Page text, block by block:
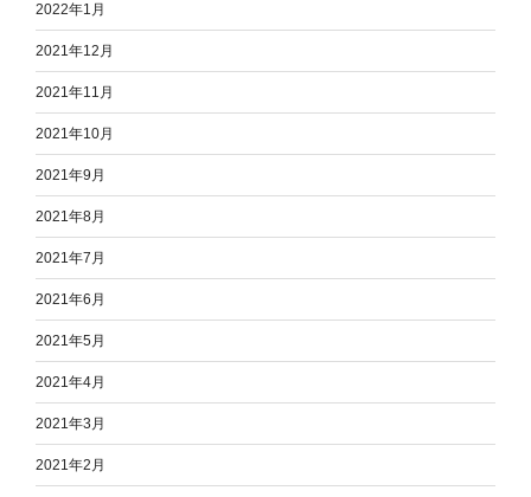
2022年1月
2021年12月
2021年11月
2021年10月
2021年9月
2021年8月
2021年7月
2021年6月
2021年5月
2021年4月
2021年3月
2021年2月